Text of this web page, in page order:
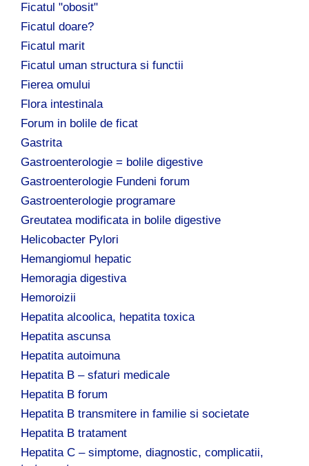
Ficatul "obosit"
Ficatul doare?
Ficatul marit
Ficatul uman structura si functii
Fierea omului
Flora intestinala
Forum in bolile de ficat
Gastrita
Gastroenterologie = bolile digestive
Gastroenterologie Fundeni forum
Gastroenterologie programare
Greutatea modificata in bolile digestive
Helicobacter Pylori
Hemangiomul hepatic
Hemoragia digestiva
Hemoroizii
Hepatita alcoolica, hepatita toxica
Hepatita ascunsa
Hepatita autoimuna
Hepatita B – sfaturi medicale
Hepatita B forum
Hepatita B transmitere in familie si societate
Hepatita B tratament
Hepatita C – simptome, diagnostic, complicatii,